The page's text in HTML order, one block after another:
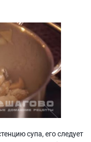
супа, его следует